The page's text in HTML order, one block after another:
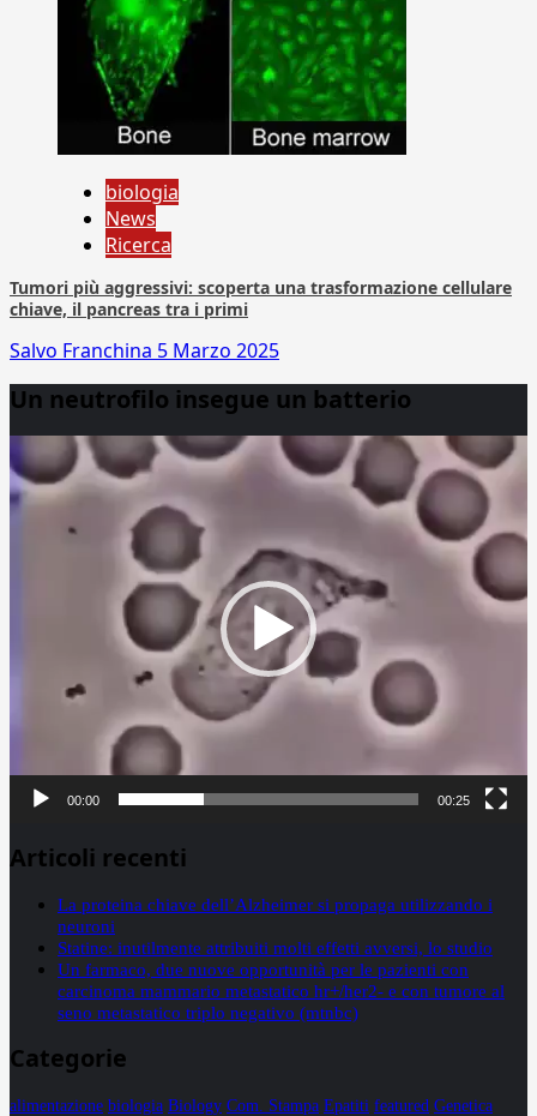
biologia
News
Ricerca
Tumori più aggressivi: scoperta una trasformazione cellulare
chiave, il pancreas tra i primi
Salvo Franchina 5 Marzo 2025
Un neutrofilo insegue un batterio
Player
00:00 00:25
Articoli recenti
La proteina chiave dell’Alzheimer si propaga utilizzando i
neuroni
Statine: inutilmente attribuiti molti effetti avversi, lo studio
Un farmaco, due nuove opportunità per le pazienti con
carcinoma mammario metastatico hr+/her2- e con tumore al
seno metastatico triplo negativo (mtnbc)
Categorie
alimentazione biologia Biology Com. Stampa Epatiti featured Genetica